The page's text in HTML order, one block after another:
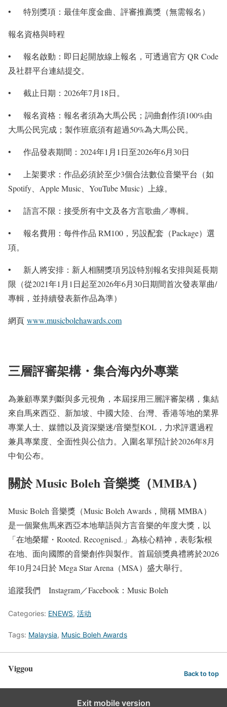
• 特別獎項：最佳年度金曲、評審推薦獎（無需報名）
報名資格與時程
• 報名啟動：即日起開放線上報名，可透過官方 QR Code
及社群平台連結提交。
• 截止日期：2026年7月18日。
• 報名資格：報名者須為大馬公民；詞曲創作須100%由
大馬公民完成；製作班底須有超過50%為大馬公民。
• 作品發表期間：2024年1月1日至2026年6月30日
• 上架要求：作品必須於至少3個合法數位音樂平台（如
Spotify、Apple Music、YouTube Music）上線。
• 語言不限：接受所有中文及各方言歌曲／專輯。
• 報名費用：每件作品 RM100，另設配套（Package）選
項。
• 新人將安排：新人相關獎項另設特別報名安排與延長期
限（從2021年1月1日起至2026年6月30日期間首次發表單曲/
專輯，並持續發表新作品為準）
網頁 www.musicbolehawards.com
三層評審架構・集合海內外專業
為兼顧專業判斷與多元視角，本屆採用三層評審架構，集結
來自馬來西亞、新加坡、中國大陸、台灣、香港等地的業界
專業人士、媒體以及資深樂迷/音樂型KOL，力求評選過程
兼具專業度、全面性與公信力。入圍名單預計於2026年8月
中旬公布。
關於 Music Boleh 音樂獎（MMBA）
Music Boleh 音樂獎（Music Boleh Awards，簡稱 MMBA）
是一個聚焦馬來西亞本地華語與方言音樂的年度大獎，以
「在地榮耀・Rooted. Recognised.」為核心精神，表彰紮根
在地、面向國際的音樂創作與製作。首屆頒獎典禮將於2026
年10月24日於 Mega Star Arena（MSA）盛大舉行。
追蹤我們 Instagram／Facebook：Music Boleh
Categories: ENEWS, 活动
Tags: Malaysia, Music Boleh Awards
Viggou Back to top
Exit mobile version